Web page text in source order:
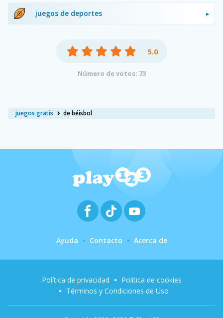
juegos gratis de béisbol
juegos de deportes
5.0
Número de votos: 73
Ayuda Contacto Acerca de
Política de privacidad
Política de cookies
Términos y Condiciones de Uso